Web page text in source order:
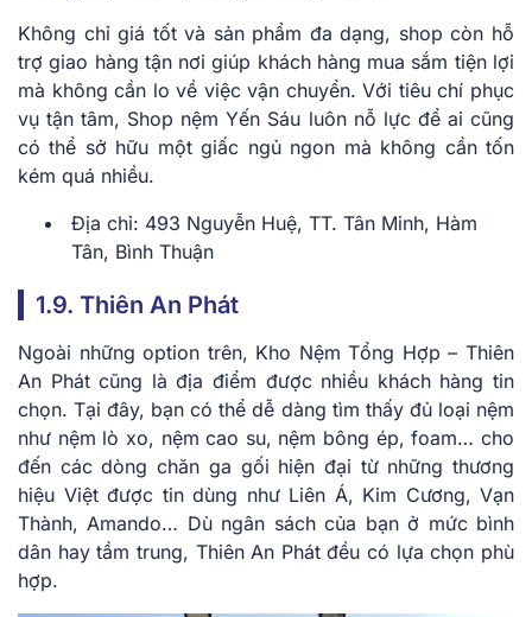
Không chỉ giá tốt và sản phẩm đa dạng, shop còn hỗ
trợ giao hàng tận nơi giúp khách hàng mua sắm tiện lợi
mà không cần lo về việc vận chuyển. Với tiêu chí phục
vụ tận tâm, Shop nệm Yến Sáu luôn nỗ lực để ai cũng
có thể sở hữu một giấc ngủ ngon mà không cần tốn
kém quá nhiều.
Địa chỉ: 493 Nguyễn Huệ, TT. Tân Minh, Hàm
Tân, Bình Thuận
1.9. Thiên An Phát
Ngoài những option trên, Kho Nệm Tổng Hợp – Thiên
An Phát cũng là địa điểm được nhiều khách hàng tin
chọn. Tại đây, bạn có thể dễ dàng tìm thấy đủ loại nệm
như nệm lò xo, nệm cao su, nệm bông ép, foam… cho
đến các dòng chăn ga gối hiện đại từ những thương
hiệu Việt được tin dùng như Liên Á, Kim Cương, Vạn
Thành, Amando… Dù ngân sách của bạn ở mức bình
dân hay tầm trung, Thiên An Phát đều có lựa chọn phù
hợp.